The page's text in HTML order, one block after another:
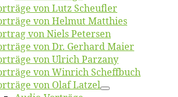
von Lutz Scheufler
von Hel­mut Matthies
von Niels Petersen
von Dr. Ger­hard Maier
von Ul­rich Parzany
von Win­rich Scheffbuch
von Olaf Latzel